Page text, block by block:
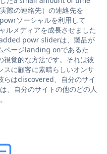
際の連絡先）の連絡先を
ソーシャルを利用して
ルメディアを成長させました
powr sliderは、製品が
ページlanding onであるた
視覚的な方法です。それは彼
スに顧客に素晴らしいオンサ
らはdiscovered、自分のサイ
、自分のサイトの他のどの人